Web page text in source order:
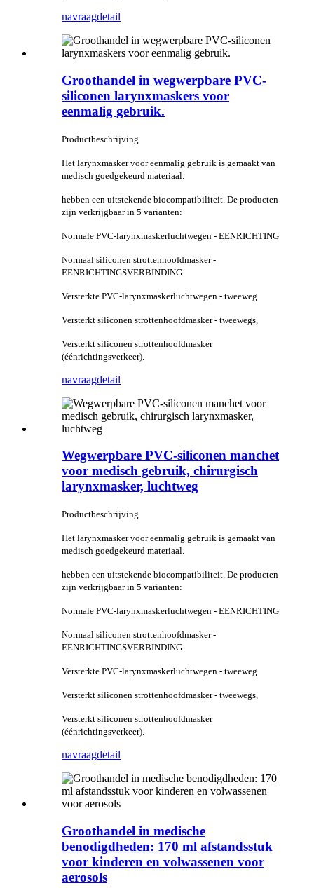
navraagdetail
Groothandel in wegwerpbare PVC-
siliconen larynxmaskers voor
eenmalig gebruik.
Productbeschrijving
Het larynxmasker voor eenmalig gebruik is gemaakt van
medisch goedgekeurd materiaal.
hebben een uitstekende biocompatibiliteit. De producten
zijn verkrijgbaar in 5 varianten:
Normale PVC-larynxmaskerluchtwegen - EENRICHTING
Normaal siliconen strottenhoofdmasker -
EENRICHTINGSVERBINDING
Versterkte PVC-larynxmaskerluchtwegen - tweeweg
Versterkt siliconen strottenhoofdmasker - tweewegs,
Versterkt siliconen strottenhoofdmasker
(éénrichtingsverkeer).
navraagdetail
Wegwerpbare PVC-siliconen manchet
voor medisch gebruik, chirurgisch
larynxmasker, luchtweg
Productbeschrijving
Het larynxmasker voor eenmalig gebruik is gemaakt van
medisch goedgekeurd materiaal.
hebben een uitstekende biocompatibiliteit. De producten
zijn verkrijgbaar in 5 varianten:
Normale PVC-larynxmaskerluchtwegen - EENRICHTING
Normaal siliconen strottenhoofdmasker -
EENRICHTINGSVERBINDING
Versterkte PVC-larynxmaskerluchtwegen - tweeweg
Versterkt siliconen strottenhoofdmasker - tweewegs,
Versterkt siliconen strottenhoofdmasker
(éénrichtingsverkeer).
navraagdetail
Groothandel in medische
benodigdheden: 170 ml afstandsstuk
voor kinderen en volwassenen voor
aerosols